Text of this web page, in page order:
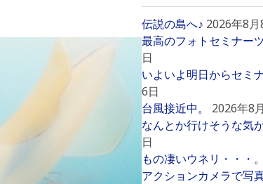
伝説の島へ♪ 2026年8月
最高のフォトセミナー
日
いよいよ明日からセミ
6日
台風接近中。
2026年8
なんとか行けそうな気
日
もの凄いウネリ・・・。
アクションカメラで写